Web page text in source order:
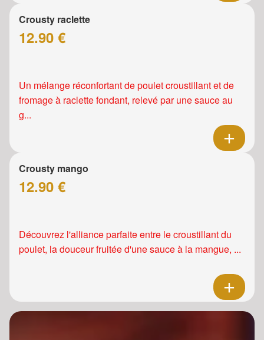
Crousty raclette
12.90 €
Un mélange réconfortant de poulet croustillant et de
fromage à raclette fondant, relevé par une sauce au
g...
Crousty mango
12.90 €
Découvrez l'alliance parfaite entre le croustillant du
poulet, la douceur fruitée d'une sauce à la mangue, ...